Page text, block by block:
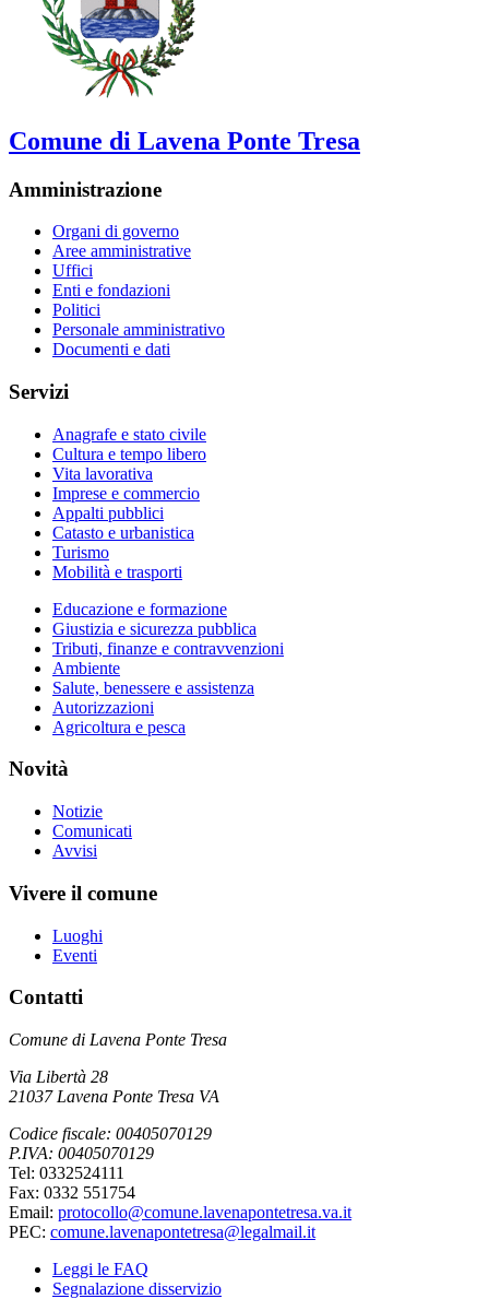
Comune di Lavena Ponte Tresa
Amministrazione
Organi di governo
Aree amministrative
Uffici
Enti e fondazioni
Politici
Personale amministrativo
Documenti e dati
Servizi
Anagrafe e stato civile
Cultura e tempo libero
Vita lavorativa
Imprese e commercio
Appalti pubblici
Catasto e urbanistica
Turismo
Mobilità e trasporti
Educazione e formazione
Giustizia e sicurezza pubblica
Tributi, finanze e contravvenzioni
Ambiente
Salute, benessere e assistenza
Autorizzazioni
Agricoltura e pesca
Novità
Notizie
Comunicati
Avvisi
Vivere il comune
Luoghi
Eventi
Contatti
Comune di Lavena Ponte Tresa
Via Libertà 28
21037 Lavena Ponte Tresa VA
Codice fiscale: 00405070129
P.IVA: 00405070129
Tel: 0332524111
Fax: 0332 551754
Email: protocollo@comune.lavenapontetresa.va.it
PEC: comune.lavenapontetresa@legalmail.it
Leggi le FAQ
Segnalazione disservizio